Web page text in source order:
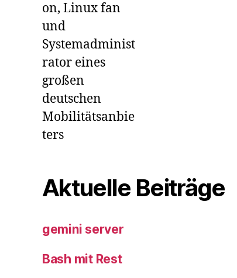
on, Linux fan
und
Systemadminist
rator eines
großen
deutschen
Mobilitätsanbie
ters
Aktuelle Beiträge
gemini server
Bash mit Rest